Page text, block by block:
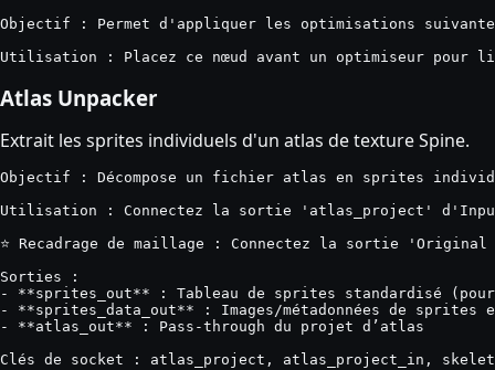
Objectif : Permet d'appliquer les optimisations
Utilisation : Placez ce nœud avant un optimiseur pour
Atlas Unpacker
Extrait les sprites individuels d'un atlas de texture Spine.
Objectif : Décompose un fichier atlas en sprites
Utilisation : Connectez la sortie 'atlas_project'
⭐ Recadrage de maillage : Connectez la sortie
Sorties :
- **sprites_out** : Tableau de sprites standardisé
- **sprites_data_out** : Images/métadonnées de
- **atlas_out** : Pass-through du projet d’atlas
Clés de socket : atlas_project, atlas_project_in,